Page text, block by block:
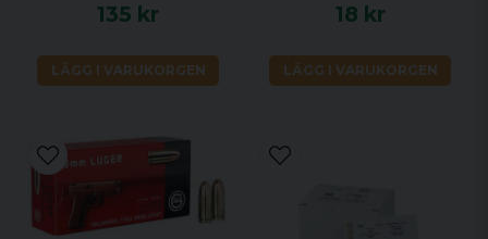
135 kr
LÄGG I VARUKORGEN
18 kr
LÄGG I VARUKORGEN